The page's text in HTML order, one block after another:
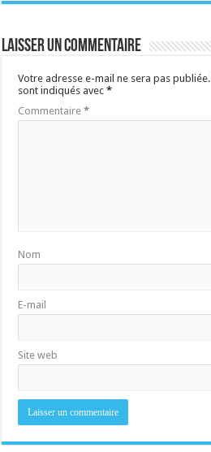
Laisser un commentaire
Votre adresse e-mail ne sera pas publiée.
sont indiqués avec*
Commentaire*
Nom
E-mail
Site web